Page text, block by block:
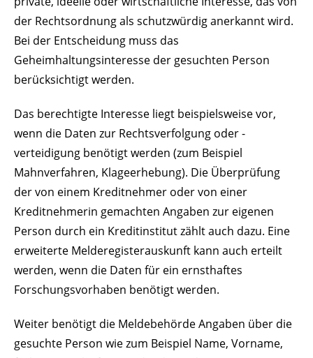
der Rechtsordnung als schutzwürdig anerkannt wird.
Bei der Entscheidung muss das
Geheimhaltungsinteresse der gesuchten Person
berücksichtigt werden.
Das berechtigte Interesse liegt beispielsweise vor,
wenn die Daten zur Rechtsverfolgung oder -
verteidigung benötigt werden (zum Beispiel
Mahnverfahren, Klageerhebung). Die Überprüfung
der von einem Kreditnehmer oder von einer
Kreditnehmerin gemachten Angaben zur eigenen
Person durch ein Kreditinstitut zählt auch dazu. Eine
erweiterte Melderegisterauskunft kann auch erteilt
werden, wenn die Daten für ein ernsthaftes
Forschungsvorhaben benötigt werden.
Weiter benötigt die Meldebehörde Angaben über die
gesuchte Person wie zum Beispiel Name, Vorname,